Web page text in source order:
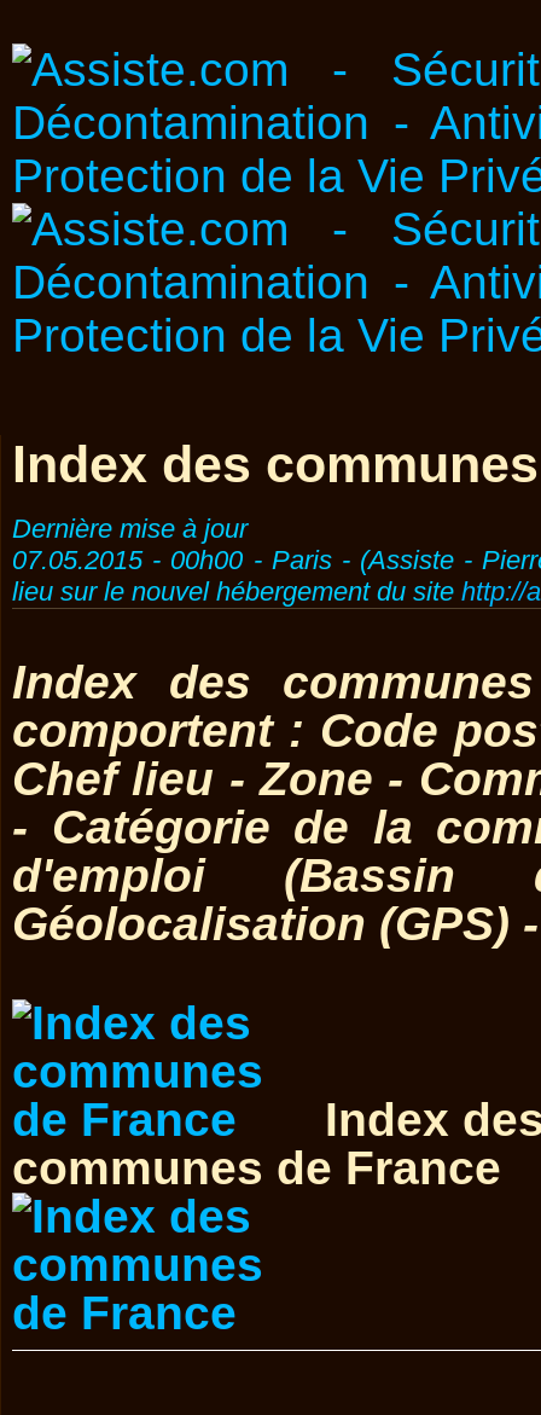
Index des
Dernière mise à jour
07.05.2015 - 00h00 - Paris - (Assiste -
lieu sur le nouvel hébergement du site http://
Index des
comportent : Code
Chef lieu - Zone -
- Catégorie de la
d'emploi (Bassin
Géolocalisation (GPS)
Index
communes de France